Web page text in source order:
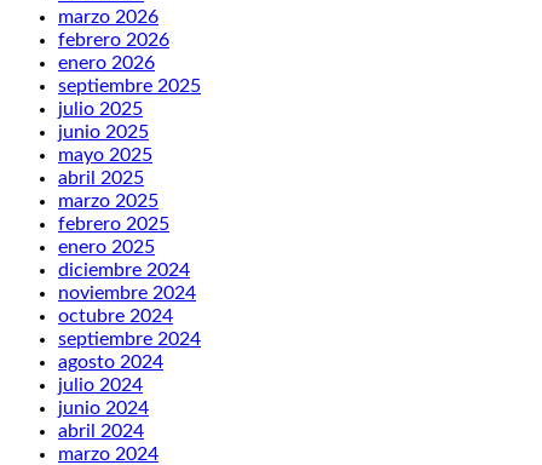
marzo 2026
febrero 2026
enero 2026
septiembre 2025
julio 2025
junio 2025
mayo 2025
abril 2025
marzo 2025
febrero 2025
enero 2025
diciembre 2024
noviembre 2024
octubre 2024
septiembre 2024
agosto 2024
julio 2024
junio 2024
abril 2024
marzo 2024